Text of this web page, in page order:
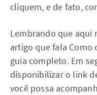
cliquem, e de fato,
Lembrando que aqui
artigo que fala Como
guia completo. Em
disponibilizar o link
você possa